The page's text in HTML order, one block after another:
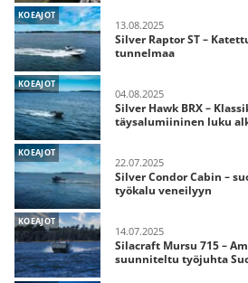
KOEAJOT
13.08.2025
Silver Raptor ST –
tunnelmaa
KOEAJOT
04.08.2025
Silver Hawk BRX –
täysalumiininen luku
KOEAJOT
22.07.2025
Silver Condor Cabin –
työkalu veneilyyn
KOEAJOT
14.07.2025
Silacraft Mursu 715 –
suunniteltu työjuhta